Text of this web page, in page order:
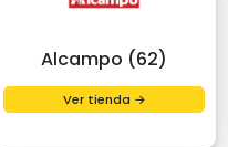
Alcampo (62)
Ver tienda →